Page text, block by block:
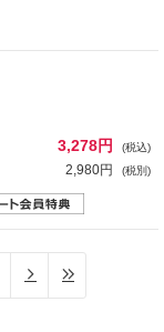
3,278円 (税込)
2,980円 (税別)